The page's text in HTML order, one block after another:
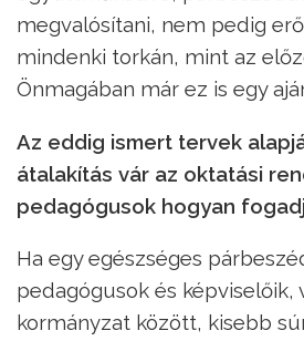
megvalósítani, nem pedig
mindenki torkán, mint az
Önmagában már ez is egy
Az eddig ismert tervek
átalakítás vár az oktatási
pedagógusok hogyan
Ha egy egészséges
pedagógusok és képviselőik,
kormányzat között, kisebb